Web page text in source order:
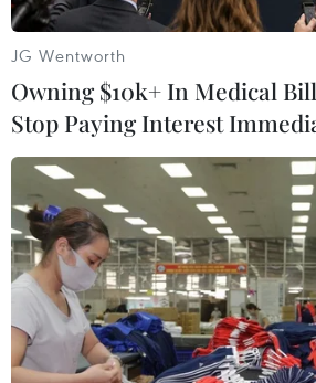
#Tập trận #Hải quân Anh
#Bộ
Anh
Theo dõi VietnamPlus
JG Wentworth
Owning $10k+ In Medical
Stop Paying Interest